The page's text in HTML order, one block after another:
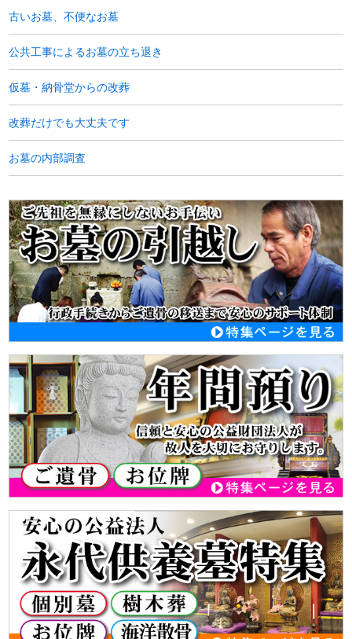
古いお墓、不便なお墓
公共工事によるお墓の立ち退き
仮墓・納骨堂からの改葬
改葬だけでも大丈夫です
お墓の内部調査